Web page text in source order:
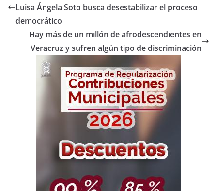
Luisa Ángela Soto busca desestabilizar el proceso
democrático
Hay más de un millón de afrodescendientes en
Veracruz y sufren algún tipo de discriminación